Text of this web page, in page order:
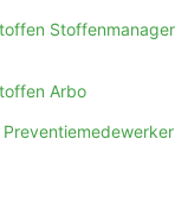
Stoffenmanager
Arbo